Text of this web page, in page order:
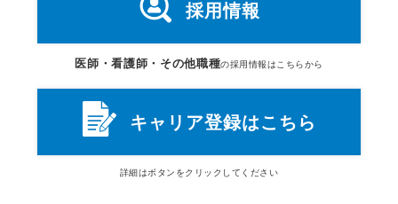
採用情報
医師・看護師・その他職種の採用情報はこちらから
キャリア登録はこちら
詳細はボタン をクリックしてください